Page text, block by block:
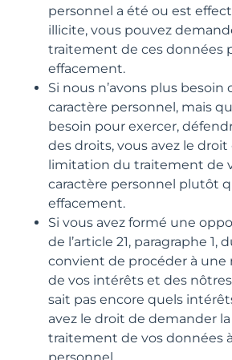
personnel a été ou est
illicite, vous pouvez
traitement de ces données
effacement.
Si nous n’avons plus besoin
caractère personnel, mais
besoin pour exercer,
des droits, vous avez le
limitation du traitement de
caractère personnel plutôt
effacement.
Si vous avez formé une
de l’article 21, paragraphe 1,
convient de procéder à une
de vos intérêts et des
sait pas encore quels
avez le droit de demander
traitement de vos données